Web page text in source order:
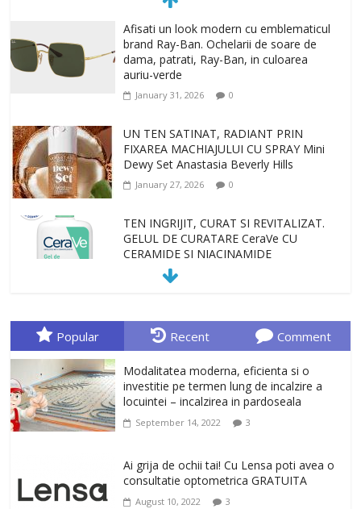
Afisati un look modern cu emblematicul
brand Ray-Ban. Ochelarii de soare de
dama, patrati, Ray-Ban, in culoarea
auriu-verde
January 31, 2026 0
UN TEN SATINAT, RADIANT PRIN
FIXAREA MACHIAJULUI CU SPRAY Mini
Dewy Set Anastasia Beverly Hills
January 27, 2026 0
TEN INGRIJIT, CURAT SI REVITALIZAT.
GELUL DE CURATARE CeraVe CU
CERAMIDE SI NIACINAMIDE
January 23, 2026
ori o provocare. Idei inedite, cadouri
originale, le puteti avea la Giftspot.ro,
alegere buna, Oglinda de baie cu mărire
și iluminare LED
February 20, 2026 0
un corp sanatos si armonios dezvoltat,
cu Flexor Fitness-dispozitiv pentru
tonifiere muschi
Popular Recent Comment
Modalitatea moderna, eficienta si o
investitie pe termen lung de incalzire a
locuintei – incalzirea in pardoseala
September 14, 2022 3
Ai grija de ochii tai! Cu Lensa poti avea o
consultatie optometrica GRATUITA
August 10, 2022 3